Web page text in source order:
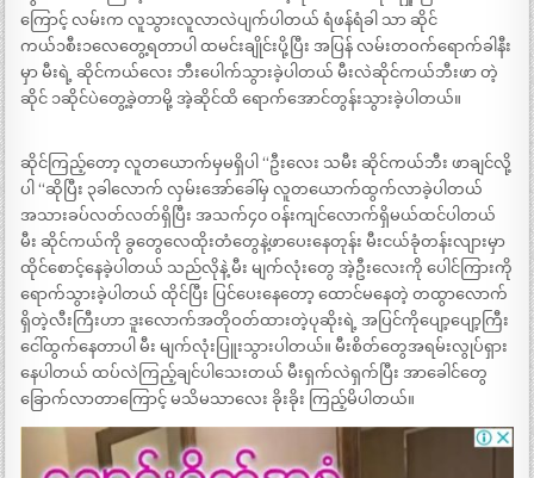
ကြောင့် လမ်းက လူသွားလူလာလဲပျက်ပါတယ် ရံဖန်ရံခါ သာ ဆိုင်
ကယ်၁စီး၁လေတွေ့ရတာပါ ထမင်းချိုင်းပို့ပြီး အပြန် လမ်းတဝက်ရောက်ခါနီး
မှာ မီးရဲ့ ဆိုင်ကယ်လေး ဘီးပေါက်သွားခဲ့ပါတယ် မီးလဲဆိုင်ကယ်ဘီးဖာ တဲ့
ဆိုင် ၁ဆိုင်ပဲတွေ့ခဲ့တာမို့ အဲ့ဆိုင်ထိ ရောက်အောင်တွန်းသွားခဲ့ပါတယ်။
ဆိုင်ကြည့်တော့ လူတယောက်မှမရှိပါ “ဦးလေး သမီး ဆိုင်ကယ်ဘီး ဖာချင်လို့
ပါ “ဆိုပြီး ၃ခါလောက် လှမ်းအော်ခေါ်မှ လူတယောက်ထွက်လာခဲ့ပါတယ်
အသားခပ်လတ်လတ်ရှိပြီး အသက်၄၀ ဝန်းကျင်လောက်ရှိမယ်ထင်ပါတယ်
မီး ဆိုင်ကယ်ကို ခွတွေလေထိုးတံတွေနဲ့ဖာပေးနေတုန်း မီးငယ်ခုံတန်းလျားမှာ
ထိုင်စောင့်နေခဲ့ပါတယ် သည်လိုနဲ့ မီး မျက်လုံးတွေ အဲ့ဦးလေးကို ပေါင်ကြားကို
ရောက်သွားခဲ့ပါတယ် ထိုင်ပြီး ပြင်ပေးနေတော့ ထောင်မနေတဲ့ တထွာလောက်
ရှိတဲ့လီးကြီးဟာ ဒူးလောက်အတိုဝတ်ထားတဲ့ပုဆိုးရဲ့ အပြင်ကိုပျော့ပျော့ကြီး
ငေါ်ထွက်နေတာပါ မီး မျက်လုံးပြူးသွားပါတယ်။ မီးစိတ်တွေအရမ်းလွုပ်ရှား
နေပါတယ် ထပ်လဲကြည့်ချင်ပါသေးတယ် မီးရှက်လဲရှက်ပြီး အာခေါင်တွေ
ခြောက်လာတာကြောင့် မသိမသာလေး ခိုးခိုး ကြည့်မိပါတယ်။